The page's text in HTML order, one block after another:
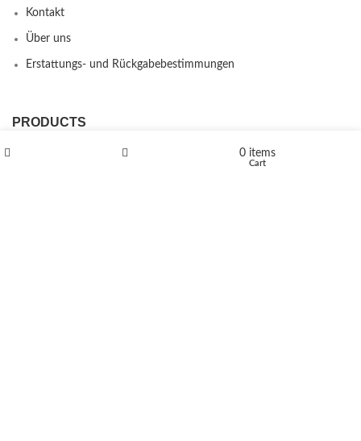
Kontakt
Über uns
Erstattungs- und Rückgabebestimmungen
PRODUCTS
L-Polaflux® 5 mg/ml 0 items
Cart